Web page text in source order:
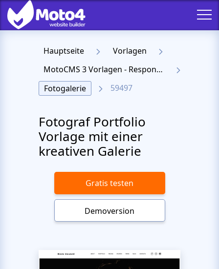
Hauptseite
Vorlagen
MotoCMS 3 Vorlagen - Responsive Templates für Website
Fotogalerie
59497
Fotograf Portfolio
Vorlage mit einer
kreativen Galerie
Gratis testen
Demoversion